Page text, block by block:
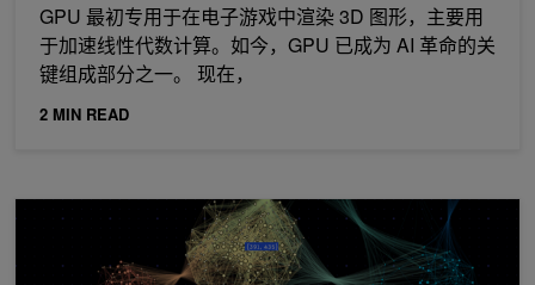
GPU 最初专用于在电子游戏中渲染 3D 图形，主要用
于加速线性代数计算。如今，GPU 已成为 AI 革命的关
键组成部分之一。 现在，
2 MIN READ
使用 WholeGraph 优化图形神经网络的内存和检索，第 2 部分